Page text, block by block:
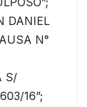
DANIEL
N°
S/
16”;